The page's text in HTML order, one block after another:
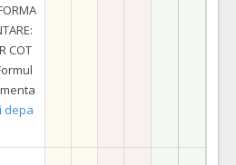
COT
depa